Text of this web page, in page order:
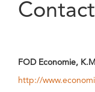
Contact
FOD Economie,
http://